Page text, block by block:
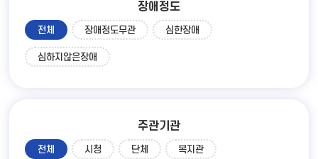
장애정도
전체 장애정도무관 심한장애
심하지않은장애
주관기관
전체 시청 단체 복지관